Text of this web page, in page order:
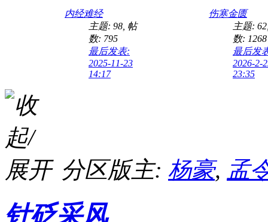
内经难经
主题: 98 帖
数: 795
最后发表:
2025-11-23
14:17
伤寒金匮
主题: 62
数: 1268
最后发
2026-2-
23:35
分区版主: 杨豪, 孟
针砭采风